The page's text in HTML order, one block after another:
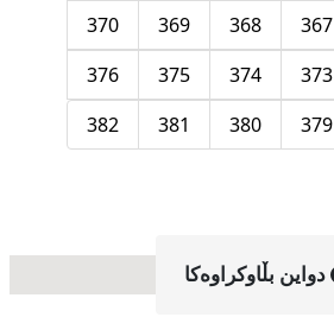
367
368
369
370
373
374
375
376
379
380
381
382
دواین بڵاوکراوه‌کا